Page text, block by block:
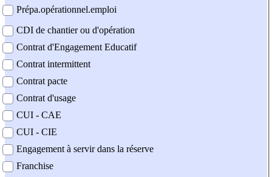
Prépa.opérationnel.emploi
CDI de chantier ou d'opération
Contrat d'Engagement Educatif
Contrat intermittent
Contrat pacte
Contrat d'usage
CUI - CAE
CUI - CIE
Engagement à servir dans la réserve
Franchise